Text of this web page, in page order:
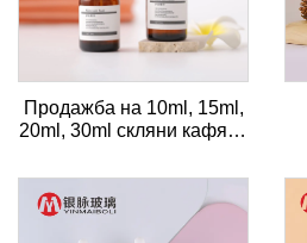
Продажба на 10ml, 15ml,
20ml, 30ml скляни кафяви
масла с капачка-капка за
сируп